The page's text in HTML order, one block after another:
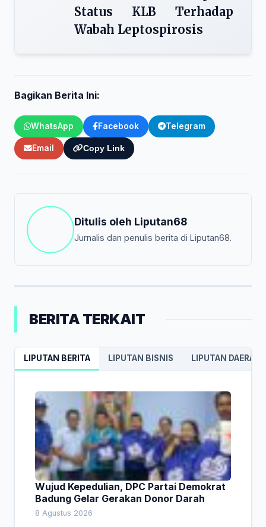
Status KLB Terhadap
Wabah Leptospirosis
Bagikan Berita Ini:
WhatsApp Facebook Telegram
Email Copy Link
Ditulis oleh Liputan68
Jurnalis dan penulis berita di Liputan68.
BERITA TERKAIT
LIPUTAN BERITA LIPUTAN BISNIS LIPUTAN DAERAH
Wujud Kepedulian, DPC Partai Demokrat
Badung Gelar Gerakan Donor Darah
8 Agustus 2026